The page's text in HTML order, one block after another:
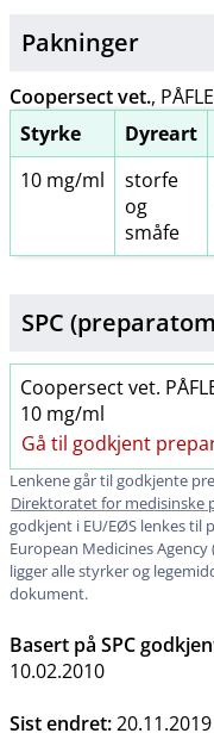
Pakninger
Coopersect vet.,
Styrke
Dyreart
10 mg/ml
storfe
og
småfe
SPC
Coopersect vet.
10 mg/ml
Gå til godkjent
Lenkene går til godkjente
Direktoratet for medisinske
godkjent i EU​/​EØS lenkes til
European Medicines Agency
ligger alle styrker og
dokument.
Basert på SPC
10.02.2010
Sist endret:20.11.2019